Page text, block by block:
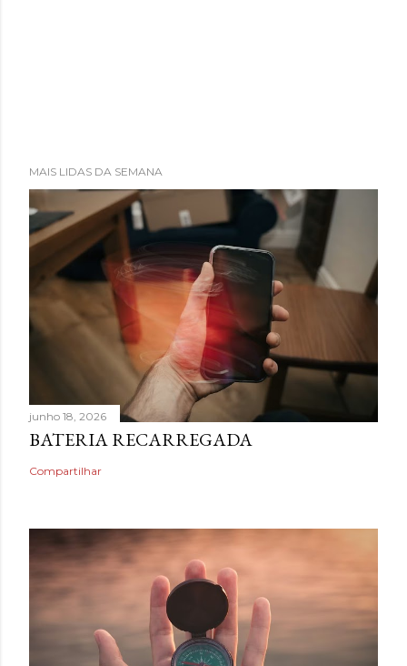
MAIS LIDAS DA SEMANA
junho 18, 2026
BATERIA RECARREGADA
Compartilhar